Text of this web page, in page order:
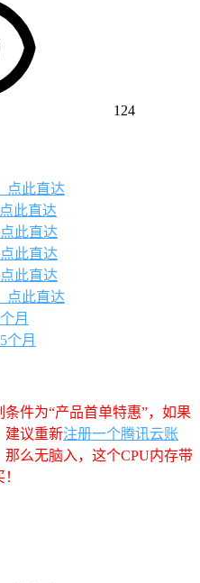
124
点此直达
此直达
此直达
此直达
此直达
点此直达
月
个月
件为“产品首单特惠”，如果
建议重新注册一个腾讯云账
么无脑入，这个CPU内存带